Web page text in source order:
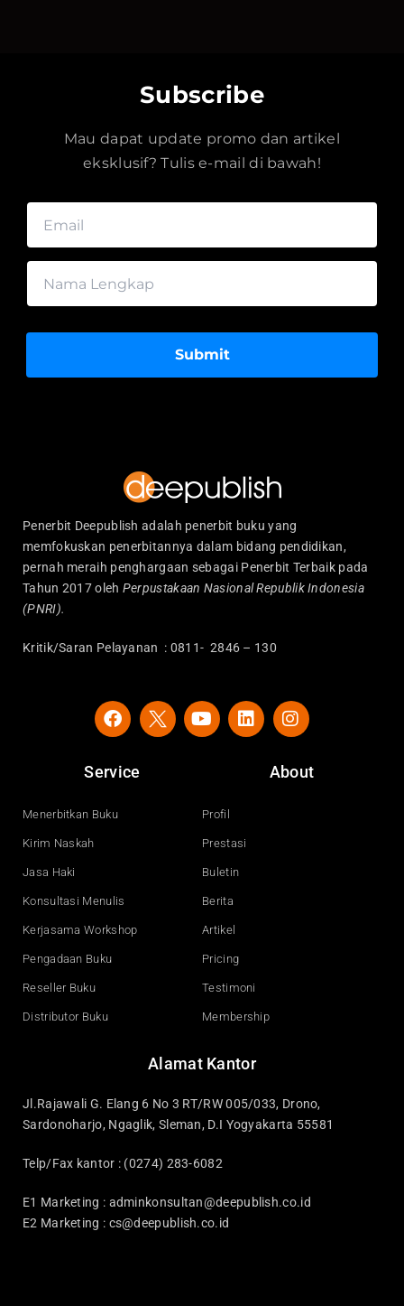
Subscribe
Mau dapat update promo dan artikel
eksklusif? Tulis e-mail di bawah!
Submit
Penerbit Deepublish adalah penerbit buku yang
memfokuskan penerbitannya dalam bidang pendidikan,
pernah meraih penghargaan sebagai Penerbit Terbaik pada
Tahun 2017 oleh Perpustakaan Nasional Republik Indonesia
(PNRI).
Kritik/Saran Pelayanan : 0811- 2846 – 130
F
a
e
b
o
Y
o
e
L
i
n
I
n
t
a
Service
Menerbitkan Buku
Kirim Naskah
Jasa Haki
Konsultasi Menulis
Kerjasama Workshop
Pengadaan Buku
Reseller Buku
Distributor Buku
About
Profil
Prestasi
Buletin
Berita
Artikel
Pricing
Testimoni
Membership
Alamat Kantor
Jl.Rajawali G. Elang 6 No 3 RT/RW 005/033, Drono,
Sardonoharjo, Ngaglik, Sleman, D.I Yogyakarta 55581
Telp/Fax kantor : (0274) 283-6082
E1 Marketing : adminkonsultan@deepublish.co.id
E2 Marketing : cs@deepublish.co.id